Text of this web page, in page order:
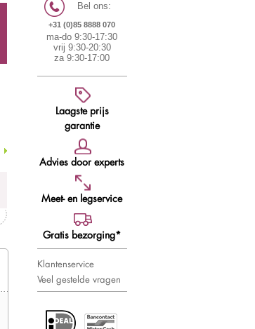
Bel ons:
+31 (0)85 8888 070
ma-do 9:30-17:30
vrij 9:30-20:30
za 9:30-17:00
Laagste prijs
garantie
Advies door experts
Meet- en legservice
Gratis bezorging*
Klantenservice
Veel gestelde vragen